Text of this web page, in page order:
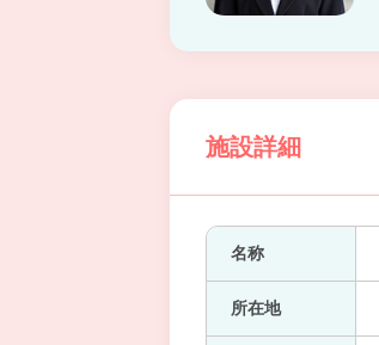
施設詳細
名称
所在地